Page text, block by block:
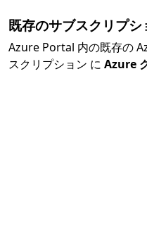
既存のサブスクリプシ
Azure Portal 内の既存の
スクリプション に Azure